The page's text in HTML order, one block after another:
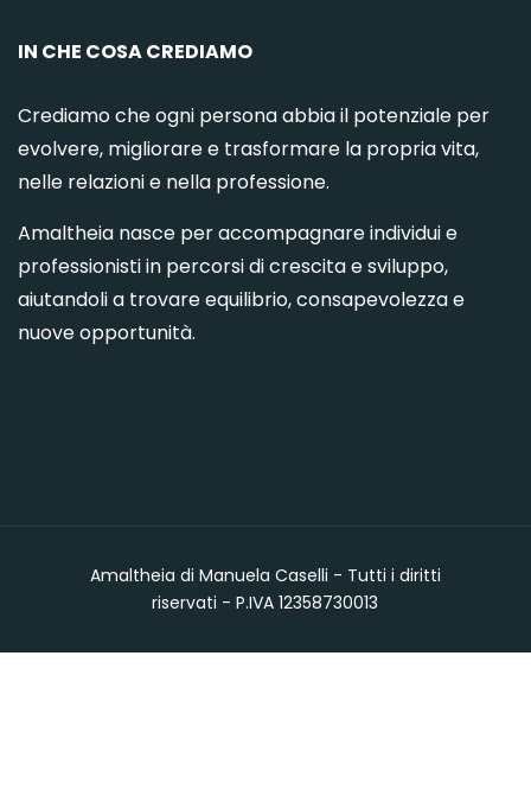
IN CHE COSA CREDIAMO
Crediamo che ogni persona abbia il potenziale per
evolvere, migliorare e trasformare la propria vita,
nelle relazioni e nella professione.
Amaltheia nasce per accompagnare individui e
professionisti in percorsi di crescita e sviluppo,
aiutandoli a trovare equilibrio, consapevolezza e
nuove opportunità.
Amaltheia di Manuela Caselli - Tutti i diritti
riservati - P.IVA 12358730013